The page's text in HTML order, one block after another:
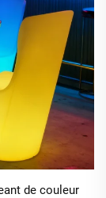
de couleur